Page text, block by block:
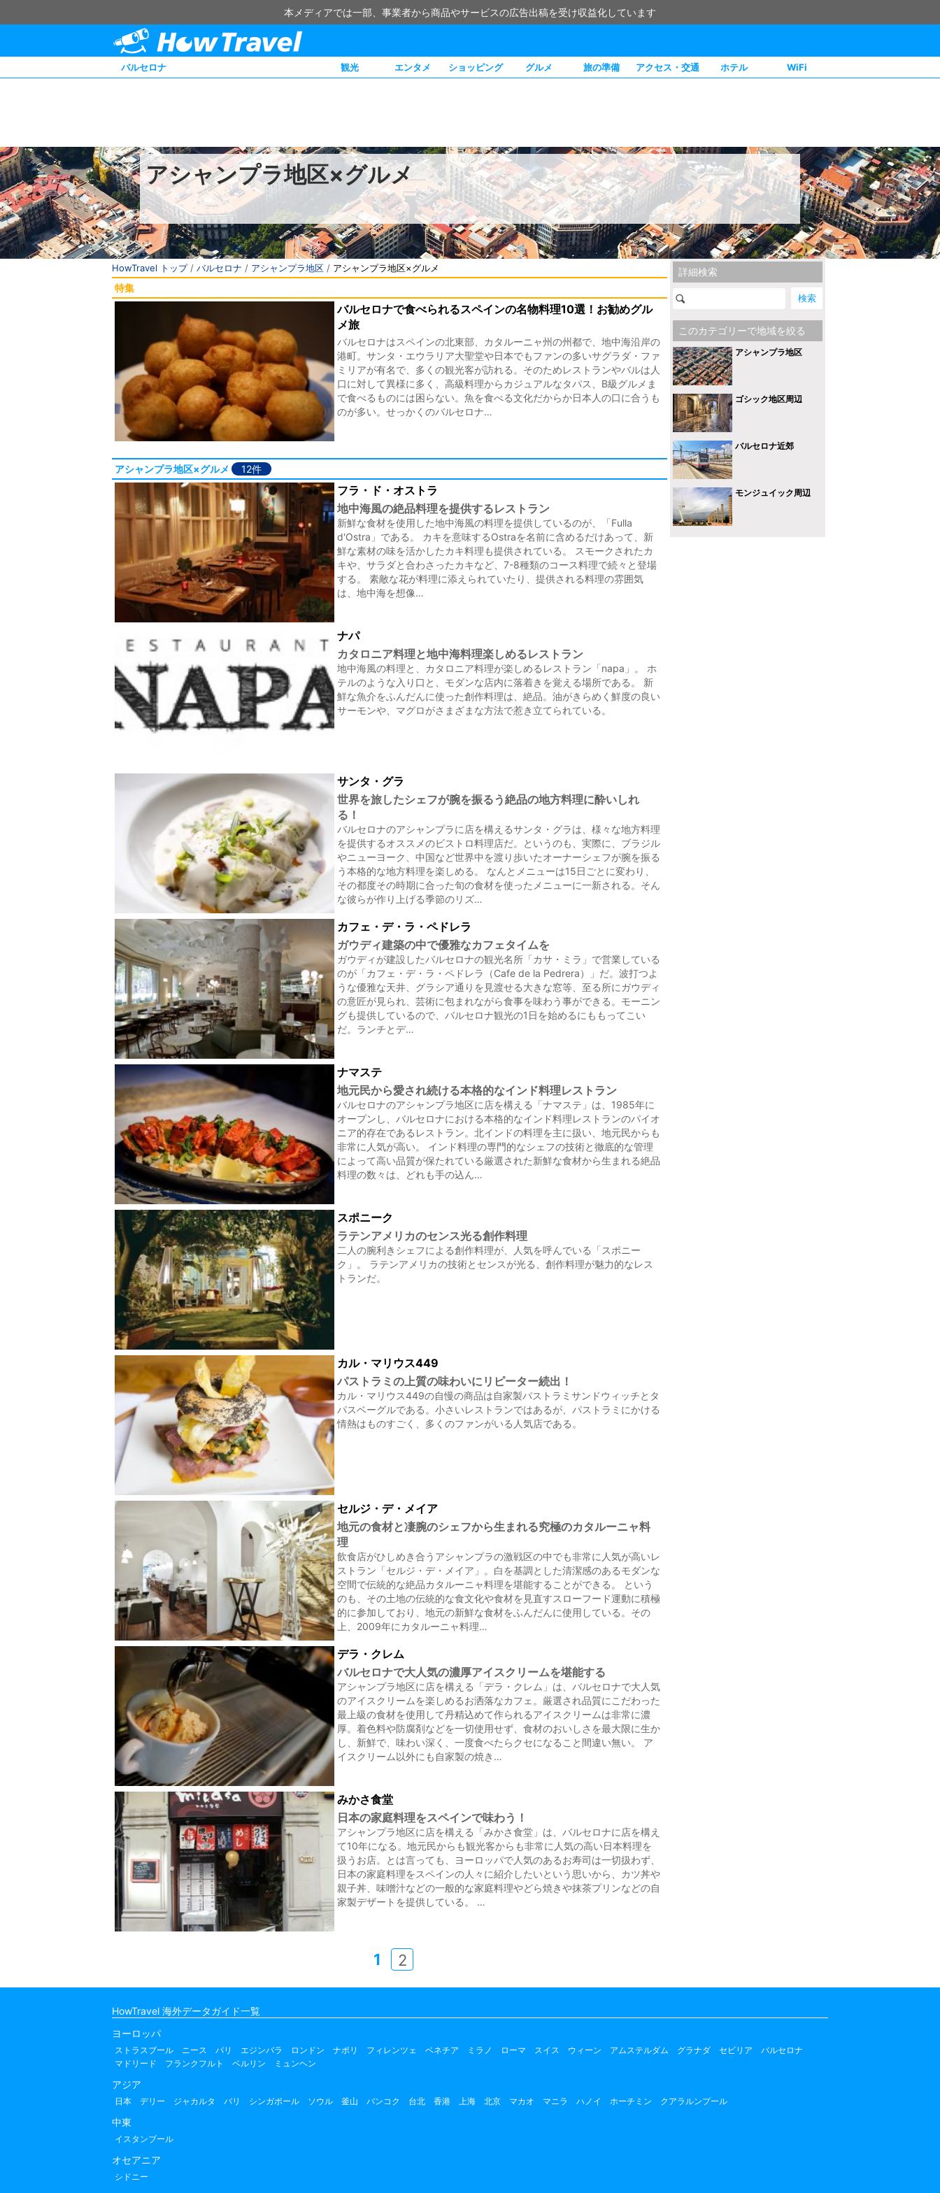
本メディアでは一部、事業者から商品やサービスの広告出稿を受け収益化しています
バルセロナ 観光 エンタメ ショッピング グルメ 旅の準備 アクセス・交通 ホテル WiFi
アシャンプラ地区×グルメ
詳細検索
このカテゴリーで地域を絞る
アシャンプラ地区
ゴシック地区周辺
バルセロナ近郊
モンジュイック周辺
HowTravel トップ/ バルセロナ / アシャンプラ地区 / アシャンプラ地区×グルメ
特集
バルセロナで食べられるスペインの名物料理10選！お勧めグル
メ旅
バルセロナはスペインの北東部、カタルーニャ州の州都で、地中海沿岸の
港町。サンタ・エウラリア大聖堂や日本でもファンの多いサグラダ・ファ
ミリアが有名で、多くの観光客が訪れる。そのためレストランやバルは人
口に対して異様に多く、高級料理からカジュアルなタパス、B級グルメま
で食べるものには困らない。魚を食べる文化だからか日本人の口に合うも
のが多い。せっかくのバルセロナ…
アシャンプラ地区×グルメ 12件
フラ・ド・オストラ
地中海風の絶品料理を提供するレストラン
新鮮な食材を使用した地中海風の料理を提供しているのが、「Fulla
d'Ostra」である。 カキを意味するOstraを名前に含めるだけあって、新
鮮な素材の味を活かしたカキ料理も提供されている。 スモークされたカ
キや、サラダと合わさったカキなど、7-8種類のコース料理で続々と登場
する。 素敵な花が料理に添えられていたり、提供される料理の雰囲気
は、地中海を想像…
ナパ
カタロニア料理と地中海料理楽しめるレストラン
地中海風の料理と、カタロニア料理が楽しめるレストラン「napa」。 ホ
テルのような入り口と、モダンな店内に落着きを覚える場所である。 新
鮮な魚介をふんだんに使った創作料理は、絶品。油がきらめく鮮度の良い
サーモンや、マグロがさまざまな方法で惹き立てられている。
サンタ・グラ
世界を旅したシェフが腕を振るう絶品の地方料理に酔いしれ
る！
バルセロナのアシャンプラに店を構えるサンタ・グラは、様々な地方料理
を提供するオススメのビストロ料理店だ。というのも、実際に、ブラジル
やニューヨーク、中国など世界中を渡り歩いたオーナーシェフが腕を振る
う本格的な地方料理を楽しめる。 なんとメニューは15日ごとに変わり、
その都度その時期に合った旬の食材を使ったメニューに一新される。そん
な彼らが作り上げる季節のリズ…
カフェ・デ・ラ・ペドレラ
ガウディ建築の中で優雅なカフェタイムを
ガウディが建設したバルセロナの観光名所「カサ・ミラ」で営業している
のが「カフェ・デ・ラ・ペドレラ（Cafe de la Pedrera）」だ。波打つよ
うな優雅な天井、グラシア通りを見渡せる大きな窓等、至る所にガウディ
の意匠が見られ、芸術に包まれながら食事を味わう事ができる。モーニン
グも提供しているので、バルセロナ観光の1日を始めるにももってこい
だ。ランチとデ…
ナマステ
地元民から愛され続ける本格的なインド料理レストラン
バルセロナのアシャンプラ地区に店を構える「ナマステ」は、1985年に
オープンし、バルセロナにおける本格的なインド料理レストランのパイオ
ニア的存在であるレストラン。北インドの料理を主に扱い、地元民からも
非常に人気が高い。 インド料理の専門的なシェフの技術と徹底的な管理
によって高い品質が保たれている厳選された新鮮な食材から生まれる絶品
料理の数々は、どれも手の込ん…
スポニーク
ラテンアメリカのセンス光る創作料理
二人の腕利きシェフによる創作料理が、人気を呼んでいる「スポニー
ク」。 ラテンアメリカの技術とセンスが光る、創作料理が魅力的なレス
トランだ。
カル・マリウス449
パストラミの上質の味わいにリピーター続出！
カル・マリウス449の自慢の商品は自家製パストラミサンドウィッチとタ
パスベーグルである。小さいレストランではあるが、パストラミにかける
情熱はものすごく、多くのファンがいる人気店である。
セルジ・デ・メイア
地元の食材と凄腕のシェフから生まれる究極のカタルーニャ料
理
飲食店がひしめき合うアシャンプラの激戦区の中でも非常に人気が高いレ
ストラン「セルジ・デ・メイア」。白を基調とした清潔感のあるモダンな
空間で伝統的な絶品カタルーニャ料理を堪能することができる。 という
のも、その土地の伝統的な食文化や食材を見直すスローフード運動に積極
的に参加しており、地元の新鮮な食材をふんだんに使用している。その
上、2009年にカタルーニャ料理…
デラ・クレム
バルセロナで大人気の濃厚アイスクリームを堪能する
アシャンプラ地区に店を構える「デラ・クレム」は、バルセロナで大人気
のアイスクリームを楽しめるお洒落なカフェ。厳選され品質にこだわった
最上級の食材を使用して丹精込めて作られるアイスクリームは非常に濃
厚。着色料や防腐剤などを一切使用せず、食材のおいしさを最大限に生か
し、新鮮で、味わい深く、一度食べたらクセになること間違い無い。 ア
イスクリーム以外にも自家製の焼き…
みかさ食堂
日本の家庭料理をスペインで味わう！
アシャンプラ地区に店を構える「みかさ食堂」は、バルセロナに店を構え
て10年になる。地元民からも観光客からも非常に人気の高い日本料理を
扱うお店。とは言っても、ヨーロッパで人気のあるお寿司は一切扱わず、
日本の家庭料理をスペインの人々に紹介したいという思いから、カツ丼や
親子丼、味噌汁などの一般的な家庭料理やどら焼きや抹茶プリンなどの自
家製デザートを提供している。 …
1 2
HowTravel 海外データガイド一覧
ヨーロッパ
ストラスブール ニース パリ エジンバラ ロンドン ナポリ フィレンツェ ベネチア ミラノ ローマ スイス ウィーン アムステルダム グラナダ セビリア
バルセロナ
マドリード
フランクフルト ベルリン ミュンヘン
アジア
日本 デリー ジャカルタ バリ シンガポール ソウル 釜山 バンコク 台北 香港 上海 北京 マカオ マニラ ハノイ ホーチミン クアラルンプール
中東
イスタンブール
オセアニア
シドニー